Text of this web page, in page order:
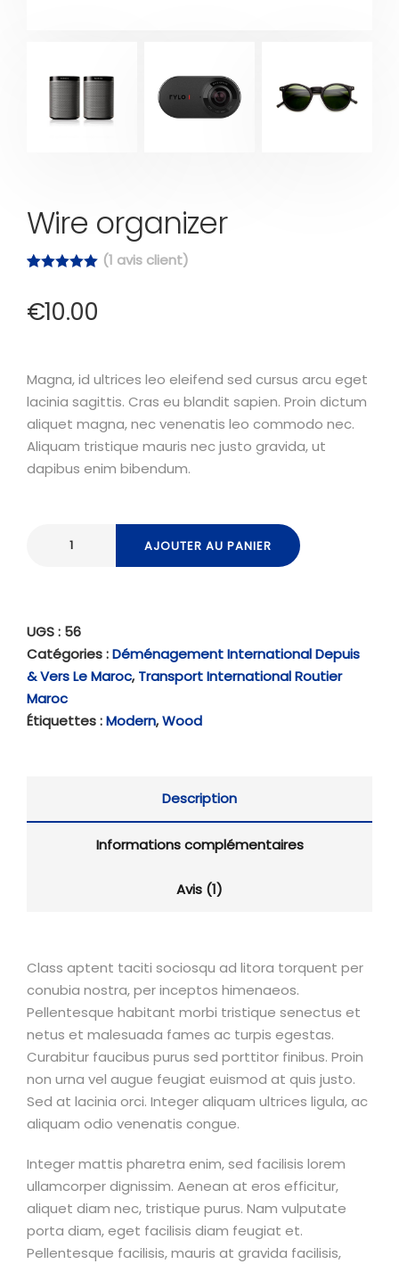
Wire organizer
basé sur
notation
(1 avis client)
€10.00
Magna, id ultrices leo eleifend sed cursus arcu eget
lacinia sagittis. Cras eu blandit sapien. Proin dictum
aliquet magna, nec venenatis leo commodo nec.
Aliquam tristique mauris nec justo gravida, ut
dapibus enim bibendum.
AJOUTER AU PANIER
UGS : 56
Catégories :Déménagement International Depuis
& Vers Le Maroc,Transport International Routier
Maroc
Étiquettes :Modern,Wood
Description
Informations complémentaires
Avis (1)
Class aptent taciti sociosqu ad litora torquent per
conubia nostra, per inceptos himenaeos.
Pellentesque habitant morbi tristique senectus et
netus et malesuada fames ac turpis egestas.
Curabitur faucibus purus sed porttitor finibus. Proin
non urna vel augue feugiat euismod at quis justo.
Sed at lacinia orci. Integer aliquam ultrices ligula, ac
aliquam odio venenatis congue.
Integer mattis pharetra enim, sed facilisis lorem
ullamcorper dignissim. Aenean at eros efficitur,
aliquet diam nec, tristique purus. Nam vulputate
porta diam, eget facilisis diam feugiat et.
Pellentesque facilisis, mauris at gravida facilisis,